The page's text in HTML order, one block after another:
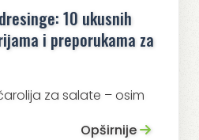
10 ukusnih
i preporukama za
za salate – osim
Opširnije